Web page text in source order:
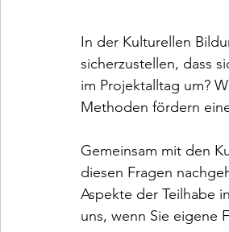
In der Kulturellen
sicherzustellen, dass
im Projektalltag um?
Methoden fördern
Gemeinsam mit den
diesen Fragen
Aspekte der Teilhabe
uns, wenn Sie eigene